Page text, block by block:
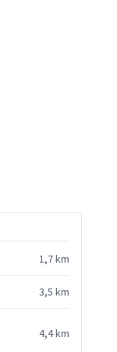
1,7 km
3,5 km
4,4 km